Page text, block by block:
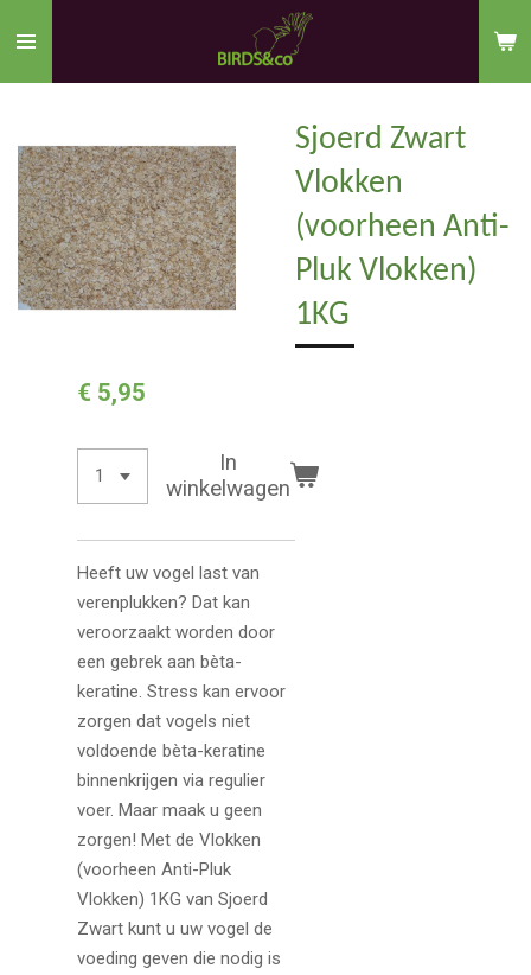
direct
naar
hoofdinhoud
Sjoerd Zwart
Vlokken
(voorheen Anti-
Pluk Vlokken)
1KG
€ 5,95
In
winkelwagen
Heeft uw vogel last van
verenplukken? Dat kan
veroorzaakt worden door
een gebrek aan bèta-
keratine. Stress kan ervoor
zorgen dat vogels niet
voldoende bèta-keratine
binnenkrijgen via regulier
voer. Maar maak u geen
zorgen! Met de Vlokken
(voorheen Anti-Pluk
Vlokken) 1KG van Sjoerd
Zwart kunt u uw vogel de
voeding geven die nodig is